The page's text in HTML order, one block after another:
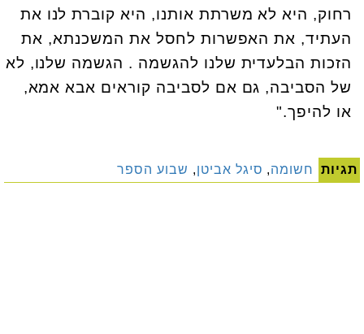
רחוק, היא לא משרתת אותנו, היא קוברת לנו את
העתיד, את האפשרות לחסל את המשכנתא, את
הזכות הבלעדית שלנו להגשמה . הגשמה שלנו, לא
של הסביבה, גם אם לסביבה קוראים אבא אמא,
או להיפך."
תגיות חשומה, סיגל אביטן, שבוע הספר